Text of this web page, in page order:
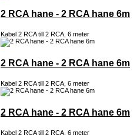
2 RCA hane - 2 RCA hane 6m
Kabel 2 RCA till 2 RCA, 6 meter
2 RCA hane - 2 RCA hane 6m
Kabel 2 RCA till 2 RCA, 6 meter
2 RCA hane - 2 RCA hane 6m
Kabel 2 RCA till 2 RCA, 6 meter